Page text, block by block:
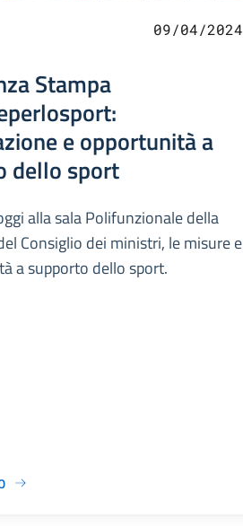
09/04/2024
Stampa
e opportunità a
dello sport
alla sala Polifunzionale della
Consiglio dei ministri, le misure e
a supporto dello sport.